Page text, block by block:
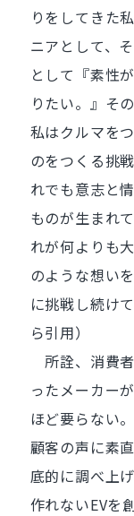
りをしてきた
ニアとして、
として『素性
りたい。』そ
私はクルマを
のをつくる挑
れでも意志と
ものが生まれ
れが何よりも
のような想い
に挑戦し続け
ら引用）
所詮、消費
ったメーカー
ほど要らない
顧客の声に素
底的に調べ上
作れないEVを